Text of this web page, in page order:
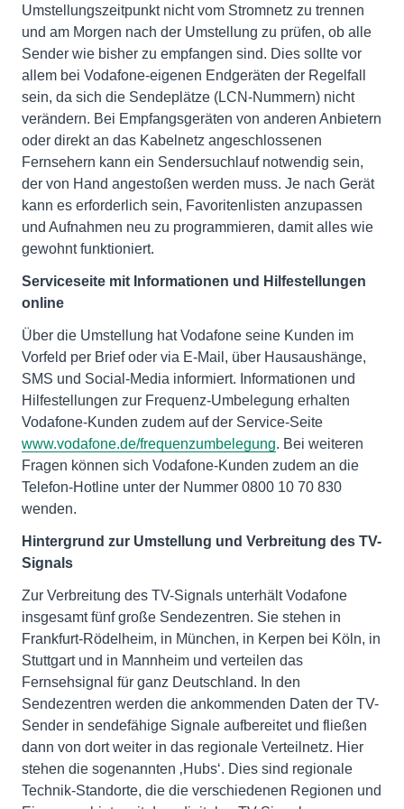
Umstellungszeitpunkt nicht vom Stromnetz zu trennen
und am Morgen nach der Umstellung zu prüfen, ob alle
Sender wie bisher zu empfangen sind. Dies sollte vor
allem bei Vodafone-eigenen Endgeräten der Regelfall
sein, da sich die Sendeplätze (LCN-Nummern) nicht
verändern. Bei Empfangsgeräten von anderen Anbietern
oder direkt an das Kabelnetz angeschlossenen
Fernsehern kann ein Sendersuchlauf notwendig sein,
der von Hand angestoßen werden muss. Je nach Gerät
kann es erforderlich sein, Favoritenlisten anzupassen
und Aufnahmen neu zu programmieren, damit alles wie
gewohnt funktioniert.
Serviceseite mit Informationen und Hilfestellungen
online
Über die Umstellung hat Vodafone seine Kunden im
Vorfeld per Brief oder via E-Mail, über Hausaushänge,
SMS und Social-Media informiert. Informationen und
Hilfestellungen zur Frequenz-Umbelegung erhalten
Vodafone-Kunden zudem auf der Service-Seite
www.vodafone.de/frequenzumbelegung. Bei weiteren
Fragen können sich Vodafone-Kunden zudem an die
Telefon-Hotline unter der Nummer 0800 10 70 830
wenden.
Hintergrund zur Umstellung und Verbreitung des TV-
Signals
Zur Verbreitung des TV-Signals unterhält Vodafone
insgesamt fünf große Sendezentren. Sie stehen in
Frankfurt-Rödelheim, in München, in Kerpen bei Köln, in
Stuttgart und in Mannheim und verteilen das
Fernsehsignal für ganz Deutschland. In den
Sendezentren werden die ankommenden Daten der TV-
Sender in sendefähige Signale aufbereitet und fließen
dann von dort weiter in das regionale Verteilnetz. Hier
stehen die sogenannten ‚Hubs‘. Dies sind regionale
Technik-Standorte, die die verschiedenen Regionen und